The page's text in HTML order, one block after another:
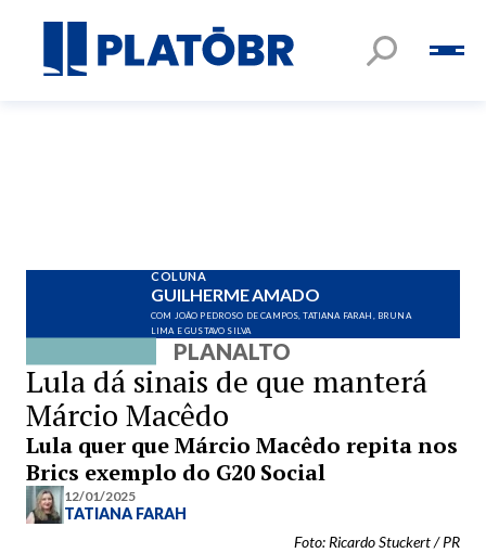
COLUNA
GUILHERME AMADO
COM JOÃO PEDROSO DE CAMPOS, TATIANA FARAH, BRUNA
LIMA E GUSTAVO SILVA
PLANALTO
Lula dá sinais de que manterá
Márcio Macêdo
Lula quer que Márcio Macêdo repita nos
Brics exemplo do G20 Social
12/01/2025
TATIANA FARAH
Foto: Ricardo Stuckert / PR